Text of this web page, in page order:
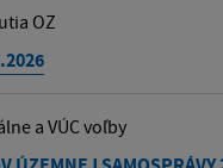
OZ
a VÚC voľby